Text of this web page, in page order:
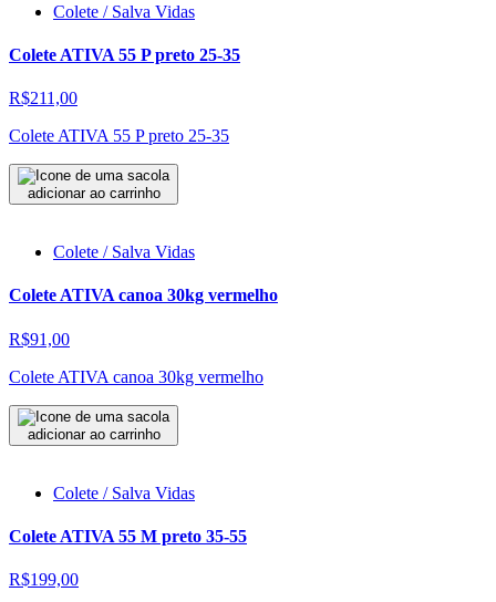
Colete / Salva Vidas
Colete ATIVA 55 P preto 25-35
R$211,00
Colete ATIVA 55 P preto 25-35
adicionar ao carrinho
Colete / Salva Vidas
Colete ATIVA canoa 30kg vermelho
R$91,00
Colete ATIVA canoa 30kg vermelho
adicionar ao carrinho
Colete / Salva Vidas
Colete ATIVA 55 M preto 35-55
R$199,00